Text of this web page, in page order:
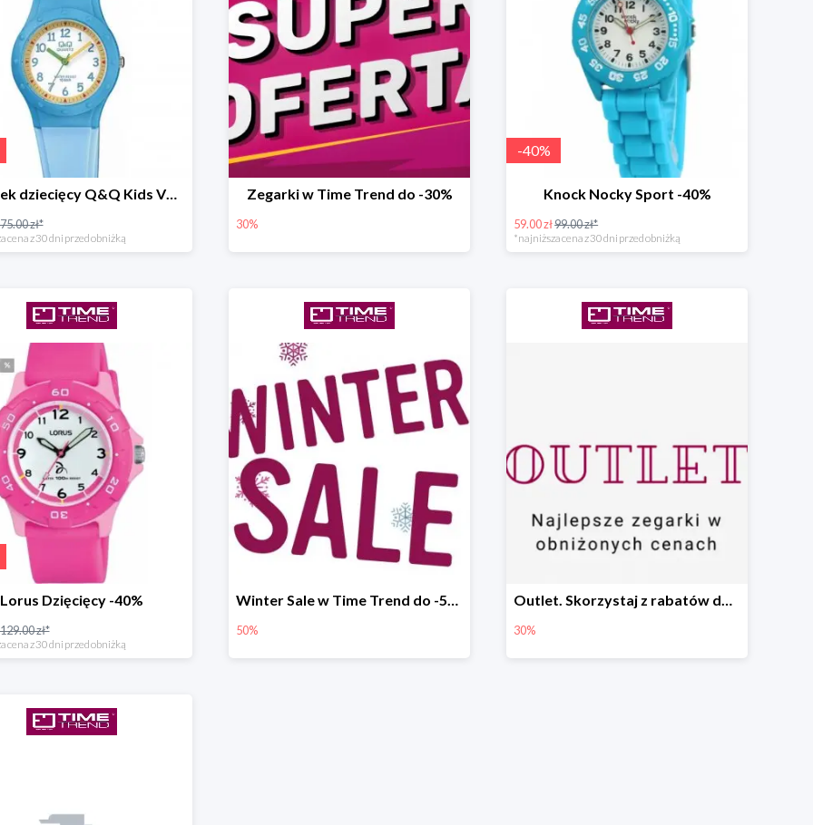
Zegarek dziecięcy Q&Q Kids VR75-001
75.00 zł*
cena z 30 dni przed obniżką
Zegarki w Time Trend do -30%
30%
-40%
Knock Nocky Sport -40%
59.00 zł99.00 zł*
*najniższa cena z 30 dni przed obniżką
Lorus Dzięcięcy -40%
129.00 zł*
cena z 30 dni przed obniżką
Winter Sale w Time Trend do -50%
50%
Outlet. Skorzystaj z rabatów do -30%
30%